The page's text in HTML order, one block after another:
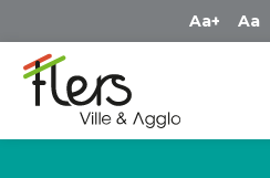
Aa+ Aa
Panneau de gestion des cookies